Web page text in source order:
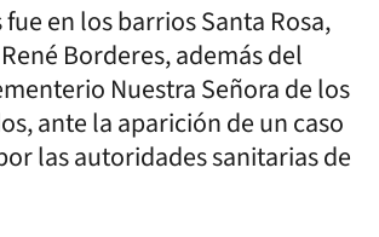
fue en los barrios Santa Rosa,
Borderes, además del
Nuestra Señora de los
ante la aparición de un caso
las autoridades sanitarias de